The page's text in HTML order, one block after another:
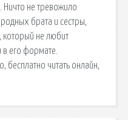
Ничто не тревожило
брата и сестры,
который не любит
в его формате.
бесплатно читать онлайн,